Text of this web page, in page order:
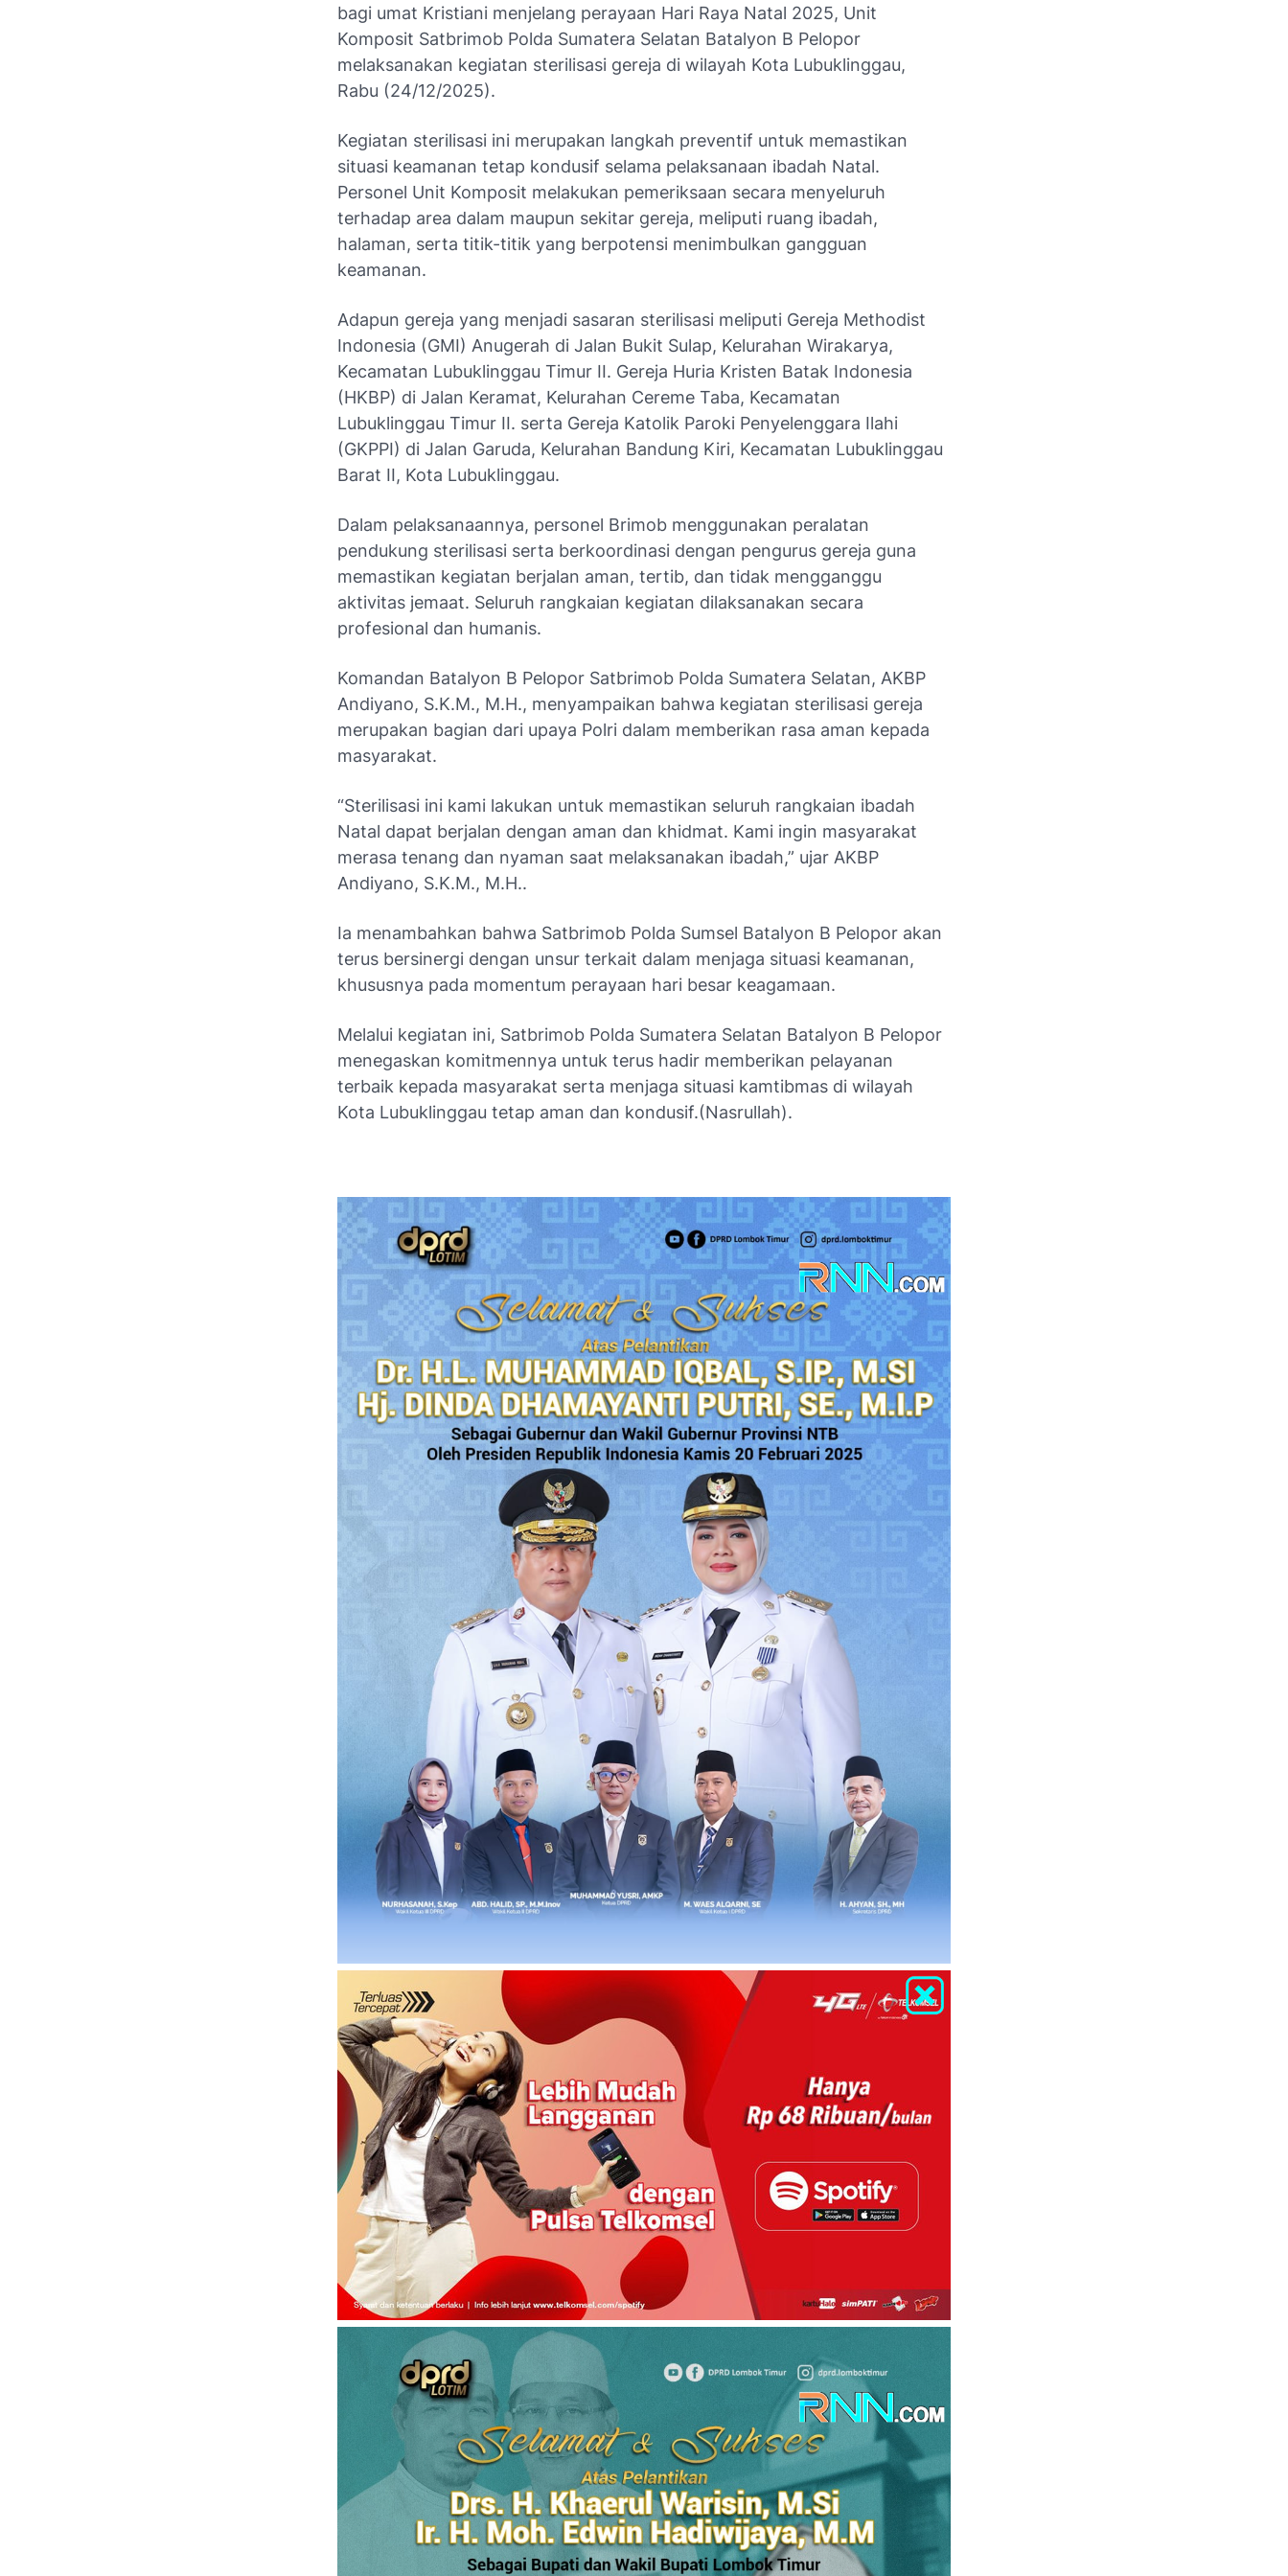
bagi umat Kristiani menjelang perayaan Hari Raya Natal 2025, Unit
Komposit Satbrimob Polda Sumatera Selatan Batalyon B Pelopor
melaksanakan kegiatan sterilisasi gereja di wilayah Kota Lubuklinggau,
Rabu (24/12/2025).
Kegiatan sterilisasi ini merupakan langkah preventif untuk memastikan
situasi keamanan tetap kondusif selama pelaksanaan ibadah Natal.
Personel Unit Komposit melakukan pemeriksaan secara menyeluruh
terhadap area dalam maupun sekitar gereja, meliputi ruang ibadah,
halaman, serta titik-titik yang berpotensi menimbulkan gangguan
keamanan.
Adapun gereja yang menjadi sasaran sterilisasi meliputi Gereja Methodist
Indonesia (GMI) Anugerah di Jalan Bukit Sulap, Kelurahan Wirakarya,
Kecamatan Lubuklinggau Timur II. Gereja Huria Kristen Batak Indonesia
(HKBP) di Jalan Keramat, Kelurahan Cereme Taba, Kecamatan
Lubuklinggau Timur II. serta Gereja Katolik Paroki Penyelenggara Ilahi
(GKPPI) di Jalan Garuda, Kelurahan Bandung Kiri, Kecamatan Lubuklinggau
Barat II, Kota Lubuklinggau.
Dalam pelaksanaannya, personel Brimob menggunakan peralatan
pendukung sterilisasi serta berkoordinasi dengan pengurus gereja guna
memastikan kegiatan berjalan aman, tertib, dan tidak mengganggu
aktivitas jemaat. Seluruh rangkaian kegiatan dilaksanakan secara
profesional dan humanis.
Komandan Batalyon B Pelopor Satbrimob Polda Sumatera Selatan, AKBP
Andiyano, S.K.M., M.H., menyampaikan bahwa kegiatan sterilisasi gereja
merupakan bagian dari upaya Polri dalam memberikan rasa aman kepada
masyarakat.
“Sterilisasi ini kami lakukan untuk memastikan seluruh rangkaian ibadah
Natal dapat berjalan dengan aman dan khidmat. Kami ingin masyarakat
merasa tenang dan nyaman saat melaksanakan ibadah,” ujar AKBP
Andiyano, S.K.M., M.H..
Ia menambahkan bahwa Satbrimob Polda Sumsel Batalyon B Pelopor akan
terus bersinergi dengan unsur terkait dalam menjaga situasi keamanan,
khususnya pada momentum perayaan hari besar keagamaan.
Melalui kegiatan ini, Satbrimob Polda Sumatera Selatan Batalyon B Pelopor
menegaskan komitmennya untuk terus hadir memberikan pelayanan
terbaik kepada masyarakat serta menjaga situasi kamtibmas di wilayah
Kota Lubuklinggau tetap aman dan kondusif.(Nasrullah).